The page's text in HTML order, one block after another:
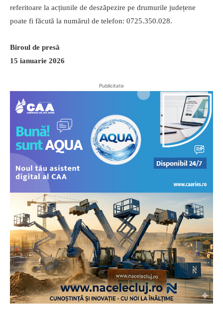
referitoare la acțiunile de deszăpezire pe drumurile județene
poate fi făcută la numărul de telefon: 0725.350.028.
Biroul de presă
15 ianuarie 2026
Publicitate